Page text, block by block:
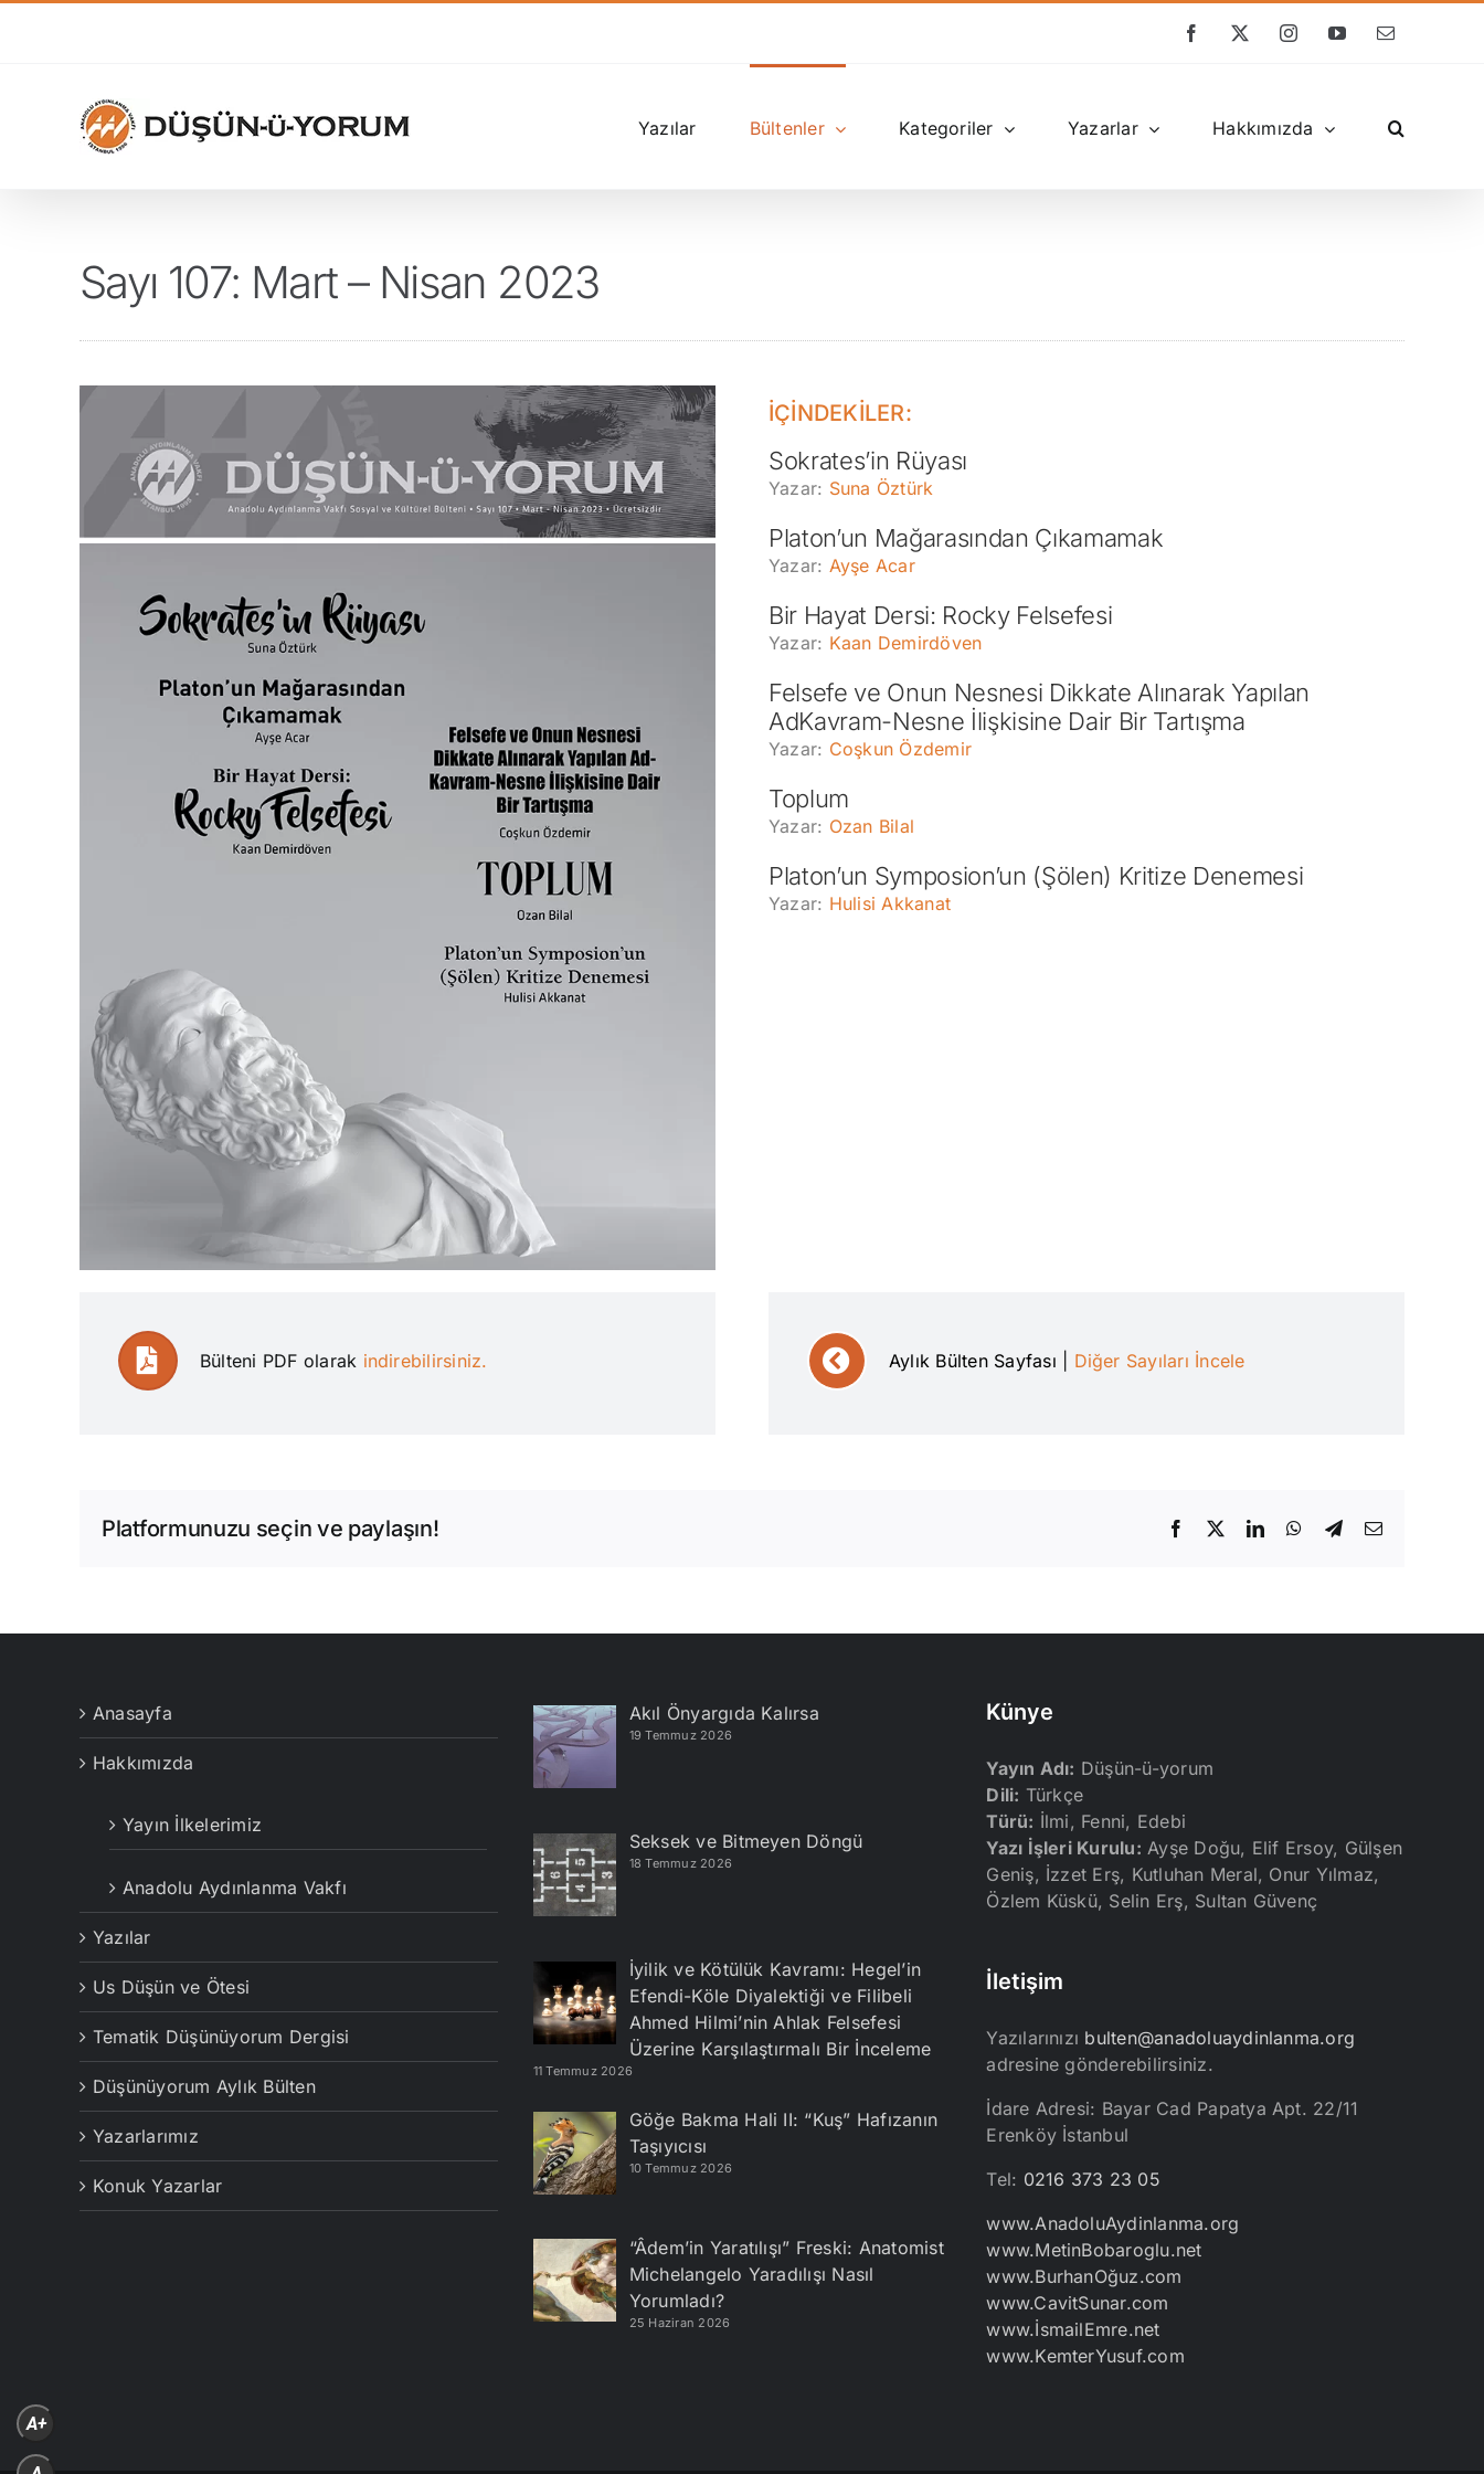
Facebook
X InstagramYouTube
E-
Yazılar Bültenler Kategoriler Yazarlar Hakkımızda
Sayı 107: Mart – Nisan 2023
İÇİNDEKİLER:
Sokrates’in Rüyası
Yazar: Suna Öztürk
Platon’un Mağarasından Çıkamamak
Yazar: Ayşe Acar
Bir Hayat Dersi: Rocky Felsefesi
Yazar: Kaan Demirdöven
Felsefe ve Onun Nesnesi Dikkate Alınarak Yapılan
AdKavram-Nesne İlişkisine Dair Bir Tartışma
Yazar: Coşkun Özdemir
Toplum
Yazar: Ozan Bilal
Platon’un Symposion’un (Şölen) Kritize Denemesi
Yazar: Hulisi Akkanat
Bülteni PDF olarak indirebilirsiniz. Aylık Bülten Sayfası Diğer Sayıları İncele
Platformunuzu seçin ve paylaşın! Facebook LinkedInWhatsApp
Telegram
E-
Anasayfa
Hakkımızda
Yayın İlkelerimiz
Anadolu Aydınlanma Vakfı
Yazılar
Us Düşün ve Ötesi
Tematik Düşünüyorum Dergisi
Düşünüyorum Aylık Bülten
Yazarlarımız
Konuk Yazarlar
Akıl Önyargıda Kalırsa
19 Temmuz 2026
Seksek ve Bitmeyen Döngü
18 Temmuz 2026
İyilik ve Kötülük Kavramı: Hegel’in
Efendi-Köle Diyalektiği ve Filibeli
Ahmed Hilmi’nin Ahlak Felsefesi
Üzerine Karşılaştırmalı Bir İnceleme
11 Temmuz 2026
Göğe Bakma Hali II: “Kuş” Hafızanın
Taşıyıcısı
10 Temmuz 2026
“Âdem’in Yaratılışı” Freski: Anatomist
Michelangelo Yaradılışı Nasıl
Yorumladı?
25 Haziran 2026
Künye
Yayın Adı: Düşün-ü-yorum
Dili: Türkçe
Türü: İlmi, Fenni, Edebi
Yazı İşleri Kurulu: Ayşe Doğu, Elif Ersoy, Gülşen
Geniş, İzzet Erş, Kutluhan Meral, Onur Yılmaz,
Özlem Küskü, Selin Erş, Sultan Güvenç
İletişim
Yazılarınızı bulten@anadoluaydinlanma.org
adresine gönderebilirsiniz.
İdare Adresi: Bayar Cad Papatya Apt. 22/11
Erenköy İstanbul
Tel: 0216 373 23 05
www.AnadoluAydinlanma.org
www.MetinBobaroglu.net
www.BurhanOğuz.com
www.CavitSunar.com
www.İsmailEmre.net
www.KemterYusuf.com
A+